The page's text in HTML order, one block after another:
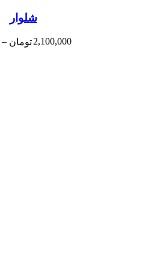
شلوار
تومان2,100,000
–